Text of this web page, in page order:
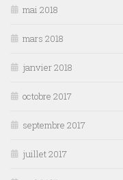
mai 2018
mars 2018
janvier 2018
octobre 2017
septembre 2017
juillet 2017